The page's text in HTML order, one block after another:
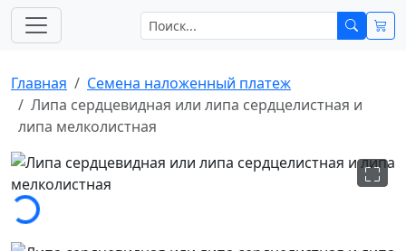
Главная
Cемена наложенный платеж
Липа сердцевидная или липа сердцелистная и
липа мелколистная
Загрузка...